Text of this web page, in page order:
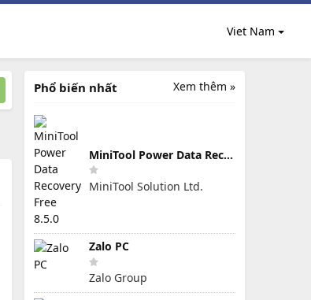
Viet Nam
Xem thêm »
Phổ biến nhất
MiniTool Power Data Recovery Free 8.5.0
MiniTool Solution Ltd.
Zalo PC
Zalo Group